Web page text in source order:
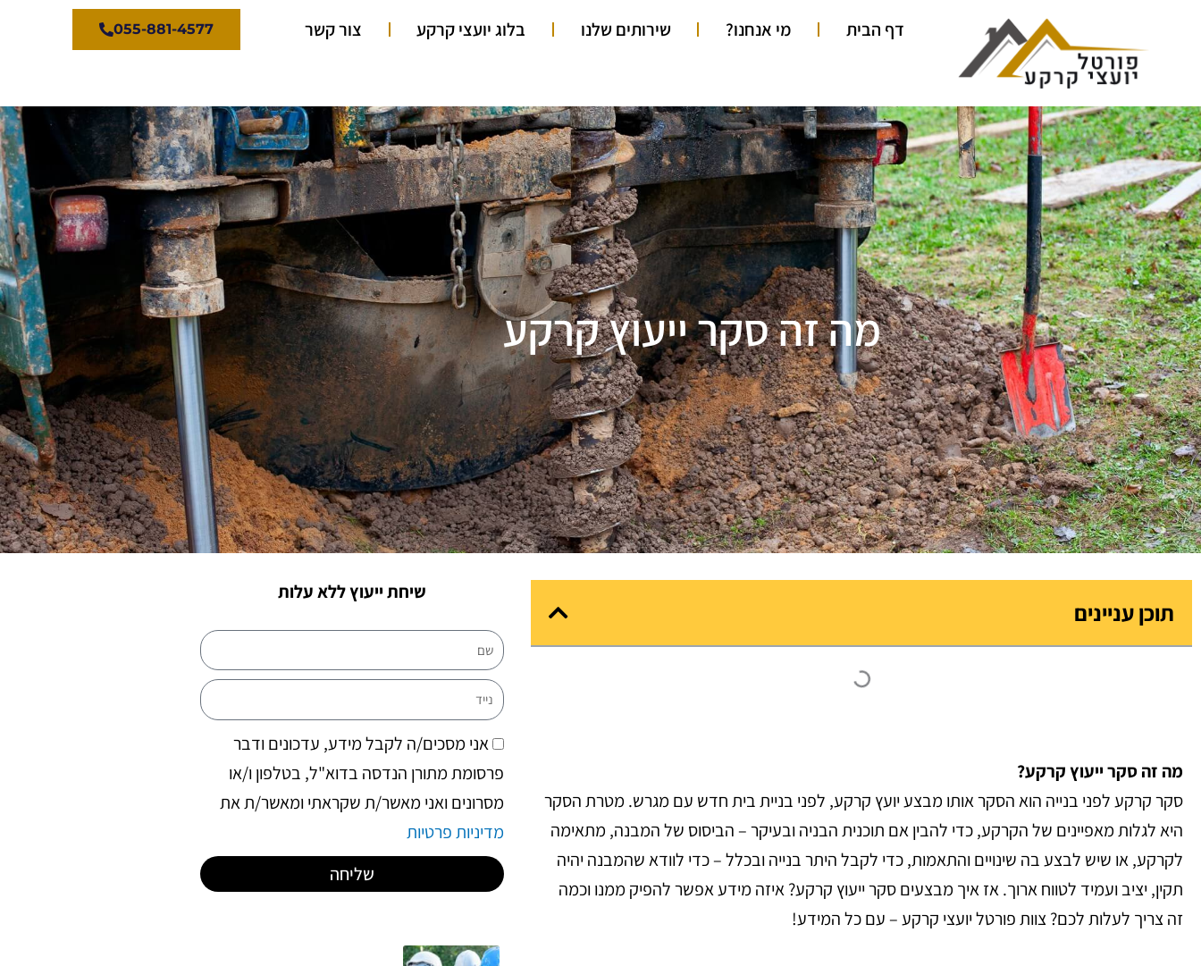
דף הבית מי אנחנו? שירותים שלנו בלוג יועצי קרקע צור קשר 055-881-4577
מה זה סקר ייעוץ קרקע
תוכן עניינים
מה זה סקר ייעוץ קרקע?
סקר קרקע לפני בנייה הוא הסקר אותו מבצע יועץ קרקע, לפני בניית בית חדש עם מגרש. מטרת הסקר
היא לגלות מאפיינים של הקרקע, כדי להבין אם תוכנית הבניה ובעיקר – הביסוס של המבנה, מתאימה
לקרקע, או שיש לבצע בה שינויים והתאמות, כדי לקבל היתר בנייה ובכלל – כדי לוודא שהמבנה יהיה
תקין, יציב ועמיד לטווח ארוך.אז איך מבצעים סקר ייעוץ קרקע? איזה מידע אפשר להפיק ממנו וכמה
זה צריך לעלות לכם?צוות פורטל יועצי קרקע – עם כל המידע!
שיחת ייעוץ ללא עלות
שם
נייד
הסכמה
אני מסכים/ה לקבל מידע, עדכונים ודבר
פרסומת מתורן הנדסה בדוא"ל, בטלפון ו/או
מסרונים ואני מאשר/ת שקראתי ומאשר/ת את
מדיניות פרטיות
שליחה